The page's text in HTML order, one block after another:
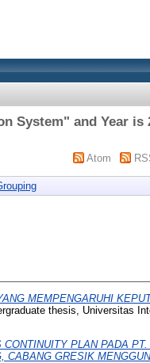
System" and Year is
Atom
MEMPENGARUHI
thesis, Universitas
PLAN PADA
GRESIK